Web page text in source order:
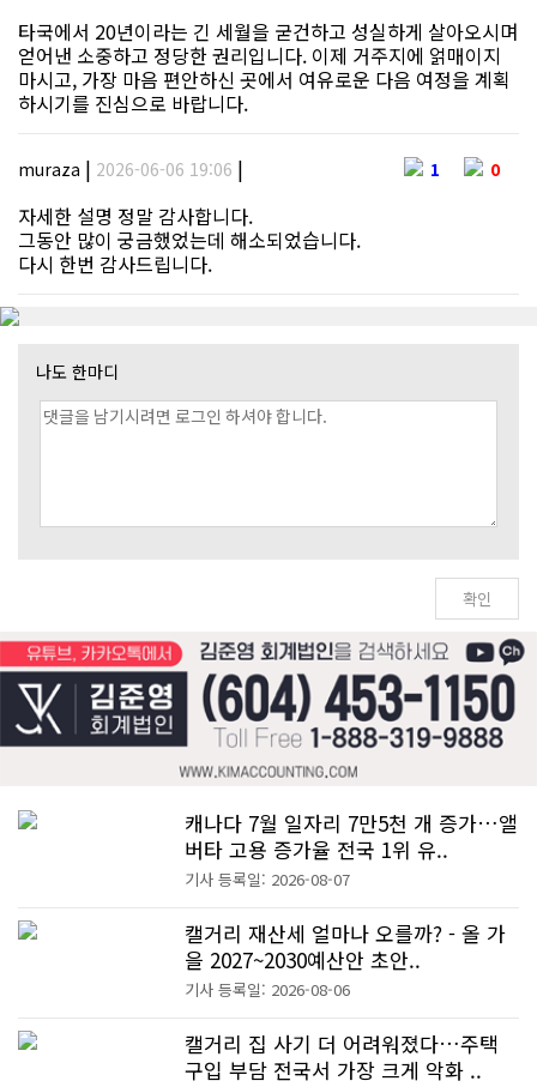
타국에서 20년이라는 긴 세월을 굳건하고 성실하게 살아오시며
얻어낸 소중하고 정당한 권리입니다. 이제 거주지에 얽매이지
마시고, 가장 마음 편안하신 곳에서 여유로운 다음 여정을 계획
하시기를 진심으로 바랍니다.
muraza | 2026-06-06 19:06 | 1 0
자세한 설명 정말 감사합니다.
그동안 많이 궁금했었는데 해소되었습니다.
다시 한번 감사드립니다.
나도 한마디
캐나다 7월 일자리 7만5천 개 증가…앨
버타 고용 증가율 전국 1위 유..
기사 등록일: 2026-08-07
캘거리 재산세 얼마나 오를까? - 올 가
을 2027~2030예산안 초안..
기사 등록일: 2026-08-06
캘거리 집 사기 더 어려워졌다…주택
구입 부담 전국서 가장 크게 악화 ..